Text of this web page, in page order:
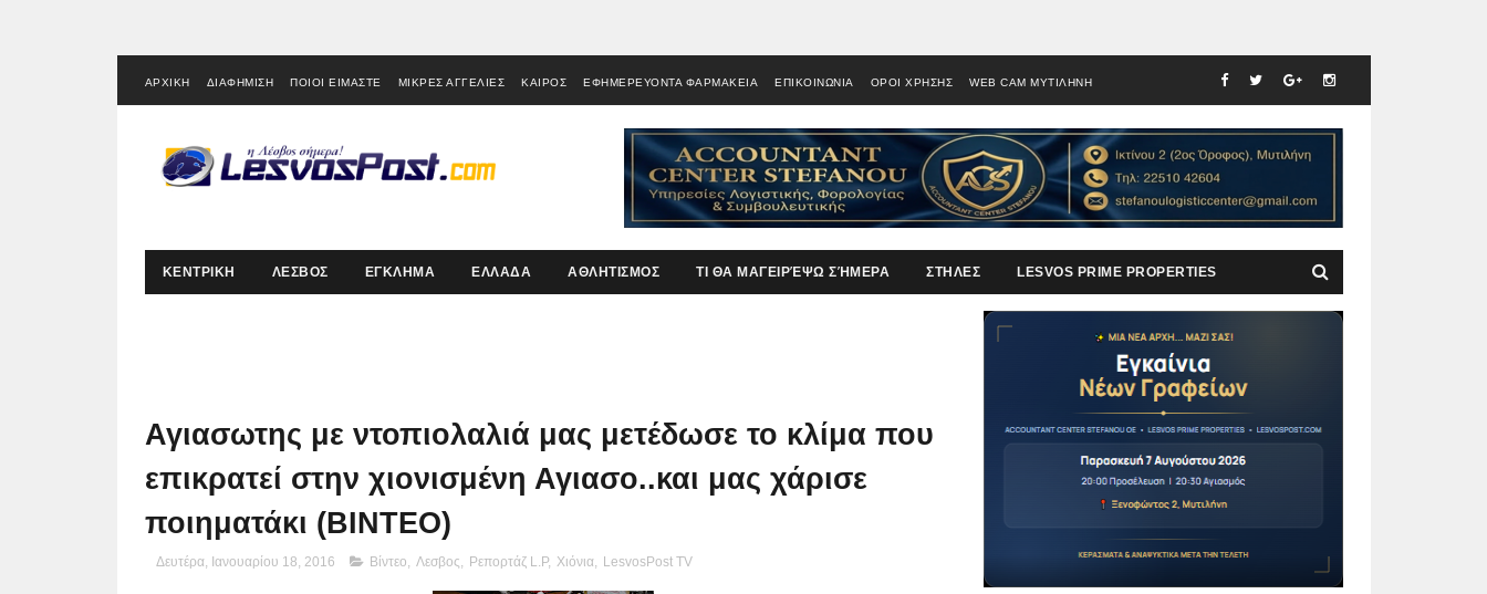
ΑΡΧΙΚΗ ΔΙΑΦΗΜΙΣΗ ΠΟΙΟΙ ΕΙΜΑΣΤΕ ΜΙΚΡΕΣ ΑΓΓΕΛΙΕΣ ΚΑΙΡΟΣ ΕΦΗΜΕΡΕΥΟΝΤΑ ΦΑΡΜΑΚΕΙΑ ΕΠΙΚΟΙΝΩΝΙΑ ΟΡΟΙ ΧΡΗΣΗΣ WEB CAM ΜΥΤΙΛΗΝΗ
ΚΕΝΤΡΙΚΗ ΛΕΣΒΟΣ ΕΓΚΛΗΜΑ ΕΛΛΑΔΑ ΑΘΛΗΤΙΣΜΟΣ ΤΙ ΘΑ ΜΑΓΕΙΡΈΨΩ ΣΉΜΕΡΑ ΣΤΗΛΕΣ LESVOS PRIME PROPERTIES
Αγιασωτης με ντοπιολαλιά μας μετέδωσε το κλίμα που
επικρατεί στην χιονισμένη Αγιασο..και μας χάρισε
ποιηματάκι (ΒΙΝΤΕΟ)
Δευτέρα, Ιανουαρίου 18, 2016 Βίντεο, Λεσβος, Ρεπορτάζ L.P, Χιόνια, LesvosPost TV